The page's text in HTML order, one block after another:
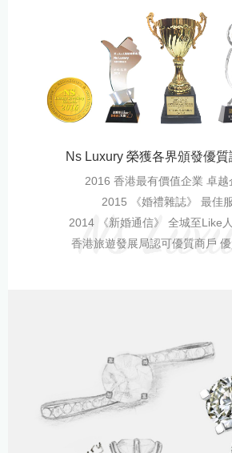
Ns Luxury 榮獲各界頒發優
2016 香港最有價值企業 卓越
2015 《婚禮雜誌》 最佳
2014 《新婚通信》 全城至Like
香港旅遊發展局認可優質商戶